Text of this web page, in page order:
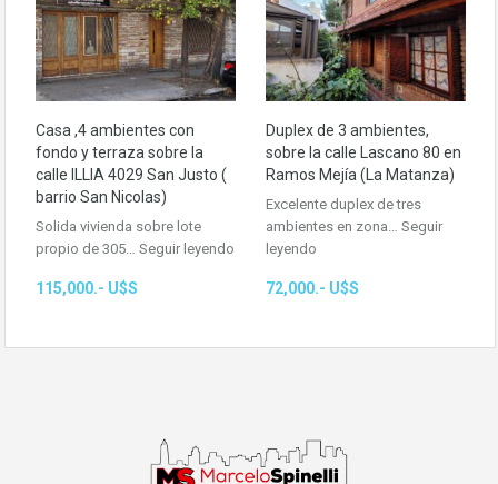
Casa ,4 ambientes con
fondo y terraza sobre la
calle ILLIA 4029 San Justo (
barrio San Nicolas)
Solida vivienda sobre lote
propio de 305… Seguir leyendo
115,000.- U$S
Duplex de 3 ambientes,
sobre la calle Lascano 80 en
Ramos Mejía (La Matanza)
Excelente duplex de tres
ambientes en zona… Seguir
leyendo
72,000.- U$S